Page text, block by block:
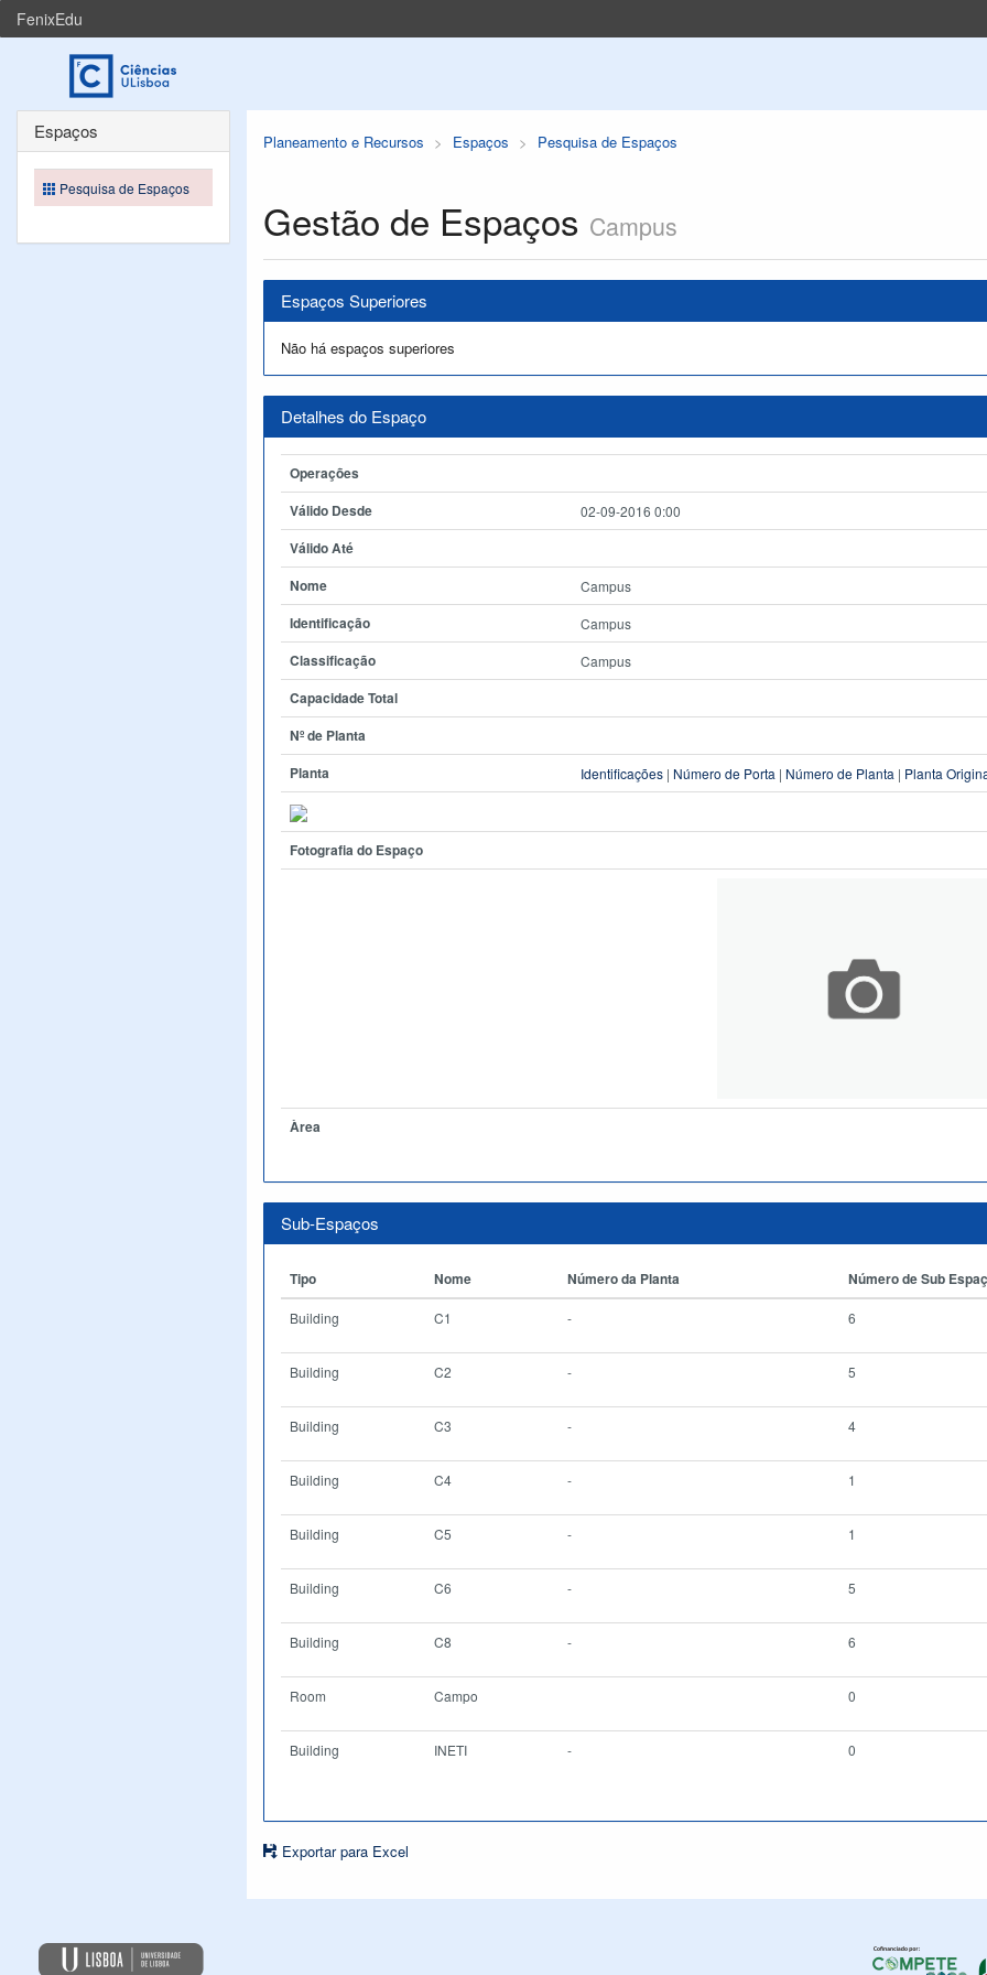
FenixEdu
Planeamento e Recursos Espaços Pesquisa de Espaços
Gestão de Espaços Campus
Espaços Superiores
Não há espaços superiores
Detalhes do Espaço
Operações
Válido Desde
02-09-2016 0:00
Válido Até
Nome
Campus
Identificação Campus
Classificação Campus
Capacidade Total
Nº de Planta
Planta
Identificações | Número de Porta | Número de Planta | Planta
Fotografia do Espaço
Àrea
Sub-Espaços
Tipo Nome Número da Planta Número de Sub
Building C1 - 6
Building C2 - 5
Building C3 - 4
Building C4 - 1
Building C5 - 1
Building C6 - 5
Building C8 - 6
Room Campo 0
Building INETI - 0
Exportar para Excel
Espaços
Pesquisa de Espaços